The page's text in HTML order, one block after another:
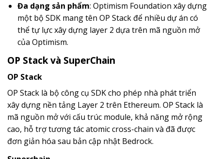
Đa dạng sản phẩm: Optimism Foundation xây dựng
một bộ SDK mang tên OP Stack để nhiều dự án có
thể tự lực xây dựng layer 2 dựa trên mã nguồn mở
của Optimism.
OP Stack và SuperChain
OP Stack
OP Stack là bộ công cụ SDK cho phép nhà phát triển
xây dựng nền tảng Layer 2 trên Ethereum. OP Stack là
mã nguồn mở với cấu trúc module, khả năng mở rộng
cao, hỗ trợ tương tác atomic cross-chain và đã được
đơn giản hóa sau bản cập nhật Bedrock.